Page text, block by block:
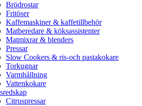
Brödrostar
Fritöser
Kaffemaskiner & kaffetillbehör
Matberedare & köksassistenter
Matmixrar & blenders
Pressar
Slow Cookers & ris-och pastakokare
Torkugnar
Varmhållning
Vattenkokare
Citruspressar